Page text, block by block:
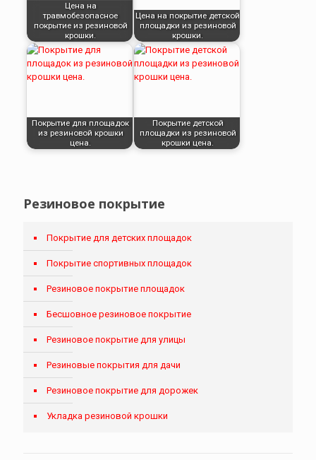
Цена на
травмобезопасное
покрытие из резиновой
крошки.
Цена на покрытие детской
площадки из резиновой
крошки.
Покрытие для площадок
из резиновой крошки
цена.
Покрытие детской
площадки из резиновой
крошки цена.
Резиновое покрытие
Покрытие для детских площадок
Покрытие спортивных площадок
Резиновое покрытие площадок
Бесшовное резиновое покрытие
Резиновое покрытие для улицы
Резиновые покрытия для дачи
Резиновое покрытие для дорожек
Укладка резиновой крошки